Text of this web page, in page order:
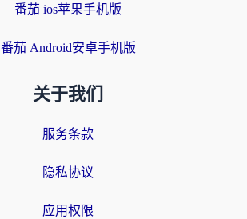
番茄 ios苹果手机版
番茄 Android安卓手机版
关于我们
服务条款
隐私协议
应用权限